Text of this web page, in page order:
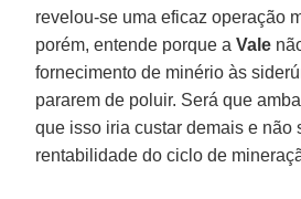
revelou-se uma eficaz operação
porém, entende porque aVale
fornecimento de minério às
pararem de poluir. Será que
que isso iria custar demais e não
rentabilidade do ciclo de